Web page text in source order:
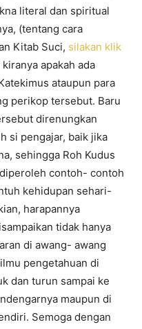
literal dan spiritual
(tentang cara
Kitab Suci, silakan klik
apakah ada
ataupun para
perikop tersebut. Baru
direnungkan
si pengajar, baik jika
sehingga Roh Kudus
contoh- contoh
kehidupan sehari-
harapannya
tidak hanya
di awang- awang
pengetahuan di
dan turun sampai ke
maupun di
Semoga dengan